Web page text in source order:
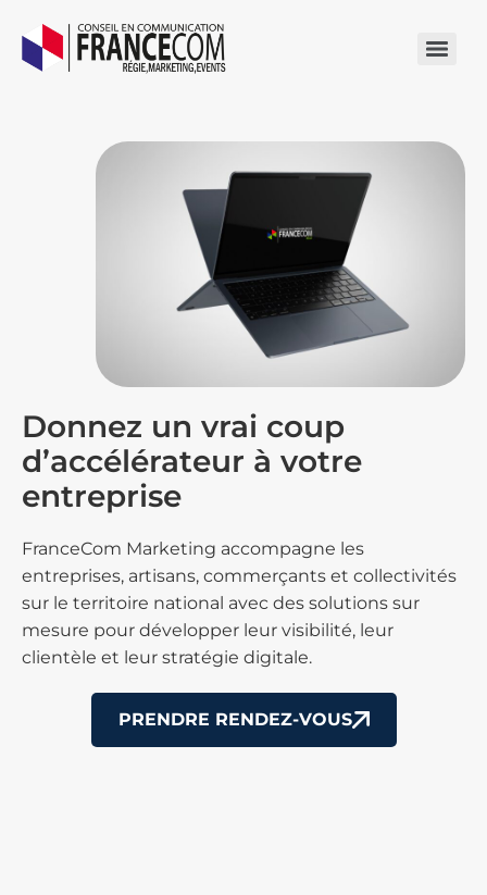
Donnez un vrai coup
d’accélérateur à votre
entreprise
FranceCom Marketing accompagne les
entreprises, artisans, commerçants et collectivités
sur le territoire national avec des solutions sur
mesure pour développer leur visibilité, leur
clientèle et leur stratégie digitale.
PRENDRE RENDEZ-VOUS